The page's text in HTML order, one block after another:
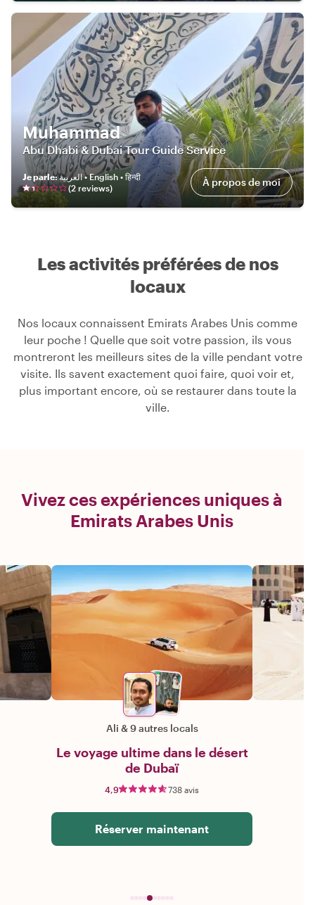
Muhammad
Abu Dhabi & Dubai Tour Guide Service
Je parle:
العربية • English • हिन्दी
(2 reviews) À propos de moi
Les activités préférées de nos
locaux
Nos locaux connaissent Emirats Arabes Unis comme
leur poche ! Quelle que soit votre passion, ils vous
montreront les meilleurs sites de la ville pendant votre
visite. Ils savent exactement quoi faire, quoi voir et,
plus important encore, où se restaurer dans toute la
ville.
Vivez ces expériences uniques à
Emirats Arabes Unis
Ali &9 autres locals
Le voyage ultime dans le désert
de Dubaï
4,9 738 avis
Réserver maintenant